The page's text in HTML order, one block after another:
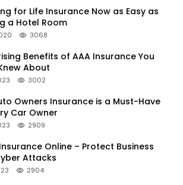
for Life Insurance Now as Easy as
a Hotel Room
3068
Benefits of AAA Insurance You
About
3002
Owners Insurance is a Must-Have
Car Owner
2909
Online – Protect Business
Attacks
2904